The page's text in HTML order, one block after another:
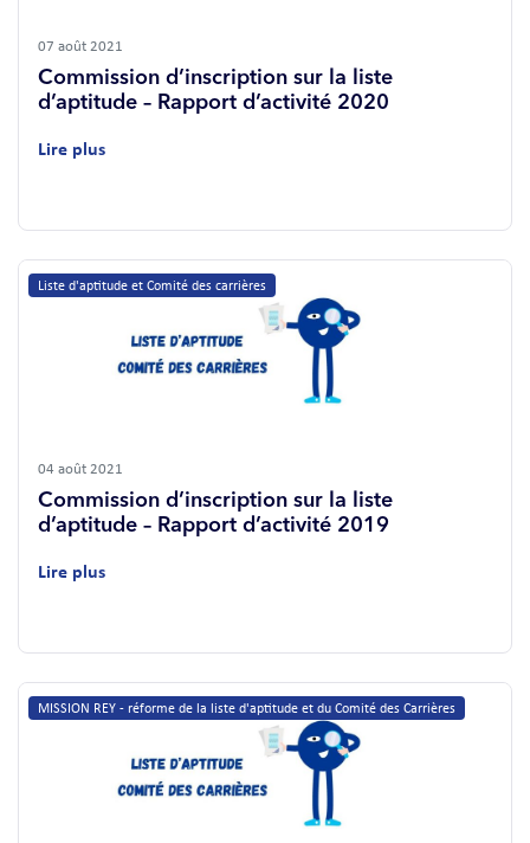
07 août 2021
Commission d’inscription sur la liste
d’aptitude – Rapport d’activité 2020
Lire plus
Liste d'aptitude et Comité des carrières
04 août 2021
Commission d’inscription sur la liste
d’aptitude – Rapport d’activité 2019
Lire plus
MISSION REY - réforme de la liste d'aptitude et du Comité des Carrières